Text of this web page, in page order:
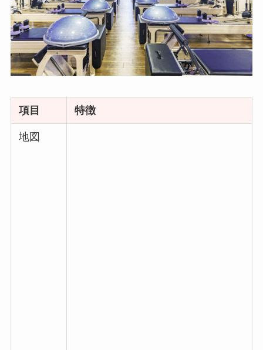
項目 特徴
地図